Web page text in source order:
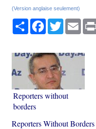
(Version anglaise seulement)
PartagerFacebook
Twitter
Reporters without
borders
Reporters Without